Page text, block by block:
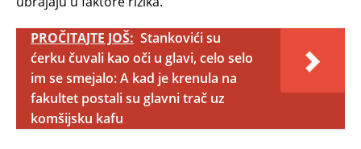
PROČITAJTE JOŠ: Stankovići su
ćerku čuvali kao oči u glavi, celo selo
im se smejalo: A kad je krenula na
fakultet postali su glavni trač uz
komšijsku kafu